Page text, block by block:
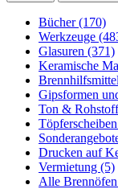
Bücher(170)
Werkzeuge
Glasuren (371)
Keramische
Gipsformen
Ton &
Töpferscheiben
Drucken auf
Vermietung (5)
Alle Brennöfen